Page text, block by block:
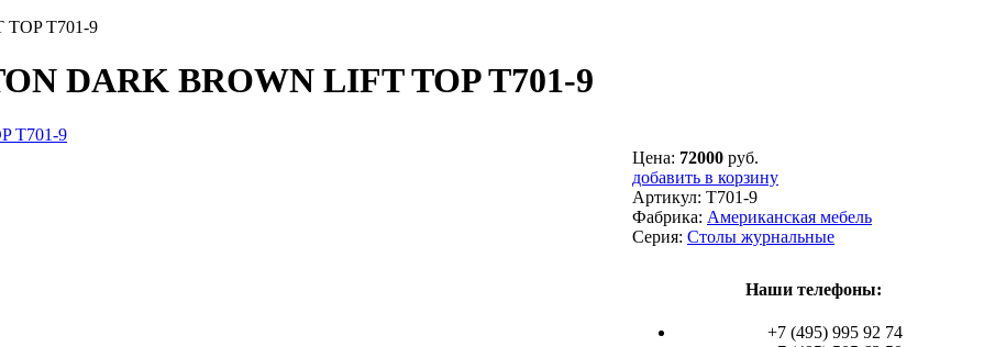
T701-9
DARK BROWN LIFT TOP T701-9
Цена: 72000 руб.
добавить в корзину
Артикул: T701-9
Фабрика: Американская мебель
Серия: Столы журнальные
Наши телефоны:
+7 (495) 995 92 74